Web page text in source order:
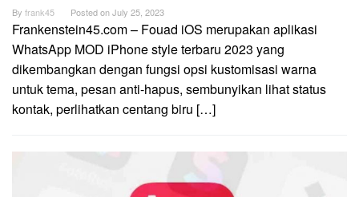
By frank45 Posted onJuly 25, 2023
Frankenstein45.com – Fouad iOS merupakan aplikasi
WhatsApp MOD iPhone style terbaru 2023 yang
dikembangkan dengan fungsi opsi kustomisasi warna
untuk tema, pesan anti-hapus, sembunyikan lihat status
kontak, perlihatkan centang biru […]